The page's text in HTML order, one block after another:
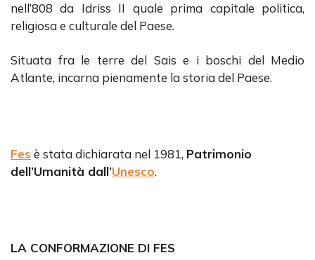
nell’808 da Idriss II quale prima capitale politica,
religiosa e culturale del Paese.
Situata fra le terre del Sais e i boschi del Medio
Atlante, incarna pienamente la storia del Paese.
Fes è stata dichiarata nel 1981, Patrimonio
dell’Umanità dall’Unesco.
LA CONFORMAZIONE DI FES